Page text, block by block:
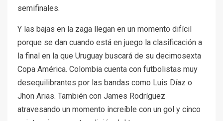
semifinales.
Y las bajas en la zaga llegan en un momento difícil
porque se dan cuando está en juego la clasificación a
la final en la que Uruguay buscará de su decimosexta
Copa América. Colombia cuenta con futbolistas muy
desequilibrantes por las bandas como Luis Díaz o
Jhon Arias. También con James Rodríguez
atravesando un momento increíble con un gol y cinco